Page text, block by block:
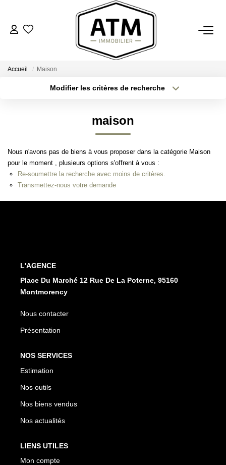
ACHETER
Notre Agence
Nos Engagements
Nos Avis Clients
Accueil Maison
Modifier les critères de recherche
Budget max Plus de critères
maison
Nous n'avons pas de biens à vous proposer dans la catégorie Maison
pour le moment , plusieurs options s'offrent à vous :
Re-soumettre la recherche avec moins de critères.
Transmettez-nous votre demande
L'AGENCE
Place Du Marché 12 Rue De La Poterne, 95160
Montmorency
Nous contacter
Présentation
NOS SERVICES
Estimation
Nos outils
Nos biens vendus
Nos actualités
LIENS UTILES
Mon compte